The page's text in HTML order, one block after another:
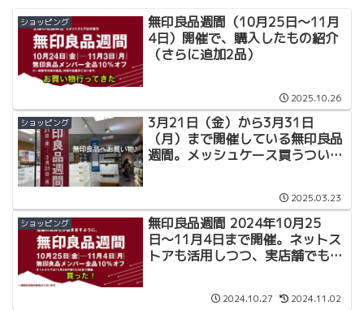
ショッピング
無印良品週間（10月25日〜11月
4日）開催で、購入したもの紹介
（さらに追加2品）
2025.10.26
ショッピング
3月21日（金）から3月31日
（月）まで開催している無印良品
週間。メッシュケース買うついで
2025.03.23
ショッピング
無印良品週間 2024年10月25
日〜11月4日まで開催。ネットス
トアも活用しつつ、実店舗でもお
2024.10.27 2024.11.02